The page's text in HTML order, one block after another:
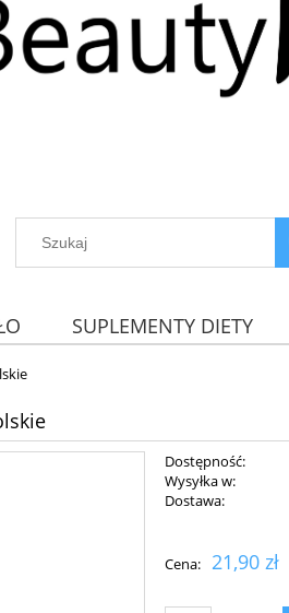
SUPLEMENTY DIETY
Dostępność:
Wysyłka w:
Dostawa:
Cena: 21,90 zł